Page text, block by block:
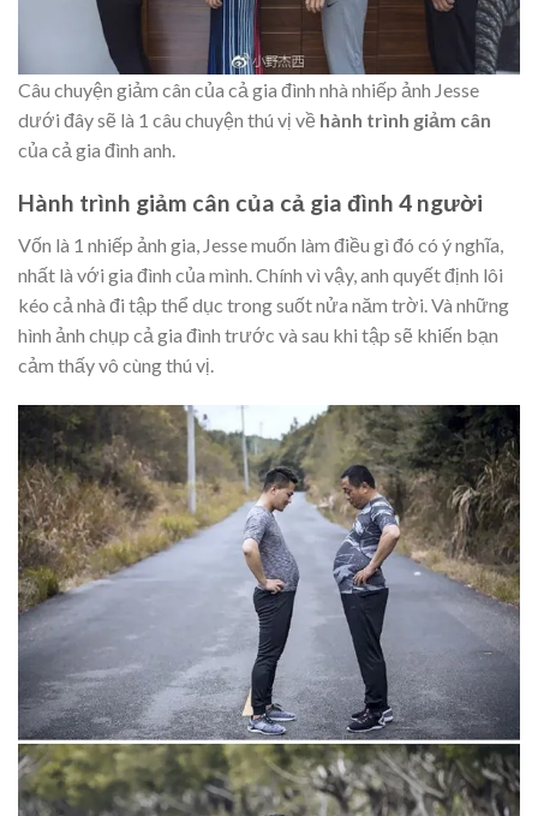
Câu chuyện giảm cân của cả gia đình nhà nhiếp ảnh Jesse
dưới đây sẽ là 1 câu chuyện thú vị về hành trình giảm cân
của cả gia đình anh.
Hành trình giảm cân của cả gia đình 4 người
Vốn là 1 nhiếp ảnh gia, Jesse muốn làm điều gì đó có ý nghĩa,
nhất là với gia đình của mình. Chính vì vậy, anh quyết định lôi
kéo cả nhà đi tập thể dục trong suốt nửa năm trời. Và những
hình ảnh chụp cả gia đình trước và sau khi tập sẽ khiến bạn
cảm thấy vô cùng thú vị.